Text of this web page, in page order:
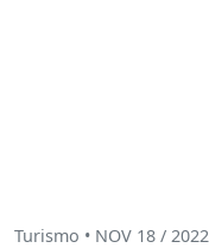
Turismo • NOV 18 / 2022